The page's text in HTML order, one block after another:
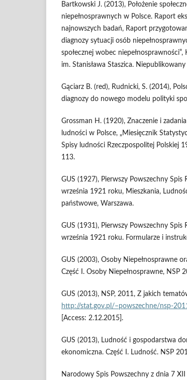
Bartkowski J. (2013), Położenie
niepełnosprawnych w Polsce. Raport
najnowszych badań, Raport
diagnozy sytuacji osób
społecznej wobec
im. Stanisława Staszica.
Gąciarz B. (red), Rudnicki, S. (2014),
diagnozy do nowego modelu polityki
Grossman H. (1920), Znaczenie i
ludności w Polsce, „Miesięcznik
Spisy ludności Rzeczpospolitej Polskiej
113.
GUS (1927), Pierwszy Powszechny Spis
września 1921 roku, Mieszkania,
państwowe, Warszawa.
GUS (1931), Pierwszy Powszechny Spis
września 1921 roku. Formularze i
GUS (2003), Osoby Niepełnosprawne
Część I. Osoby Niepełnosprawne, NSP
GUS (2013), NSP, 2011, Z jakich
http://stat.gov.pl/–powszechne/nsp-
[Access: 2.12.2015].
GUS (2013), Ludność i gospodarstwa
ekonomiczna. Część I. Ludność. NSP
Narodowy Spis Powszechny z dnia 7